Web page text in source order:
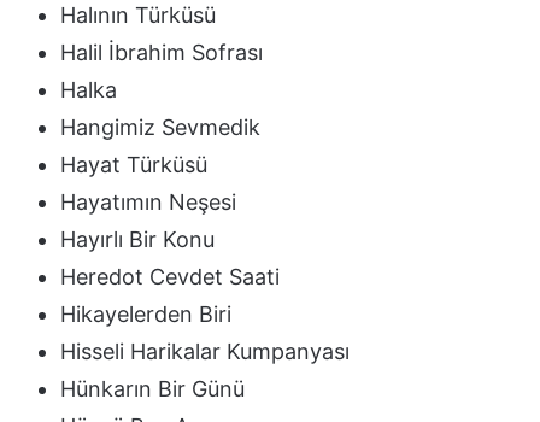
Halının Türküsü
Halil İbrahim Sofrası
Halka
Hangimiz Sevmedik
Hayat Türküsü
Hayatımın Neşesi
Hayırlı Bir Konu
Heredot Cevdet Saati
Hikayelerden Biri
Hisseli Harikalar Kumpanyası
Hünkarın Bir Günü